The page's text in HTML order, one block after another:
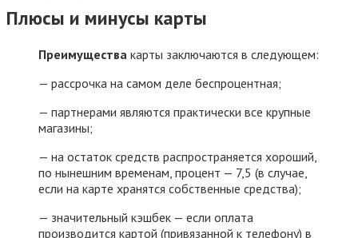
Плюсы и минусы карты
Преимущества карты заключаются в следующем:
— рассрочка на самом деле беспроцентная;
— партнерами являются практически все крупные
магазины;
— на остаток средств распространяется хороший,
по нынешним временам, процент — 7,5 (в случае,
если на карте хранятся собственные средства);
— значительный кэшбек — если оплата
производится картой (привязанной к телефону) в